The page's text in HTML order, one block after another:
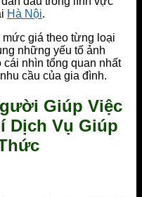
Hà Nội.
giá theo từng loại
những yếu tố ảnh
nhìn tổng quan nhất
cầu của gia đình.
Giúp Việc
Dịch Vụ Giúp